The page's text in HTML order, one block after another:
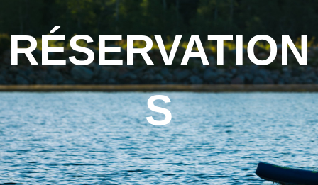
RÉSERVATION
S